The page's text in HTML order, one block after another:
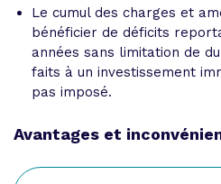
Le cumul des charges et
bénéficier de déficits
années sans limitation de
faits à un investissement
pas imposé.
Avantages et